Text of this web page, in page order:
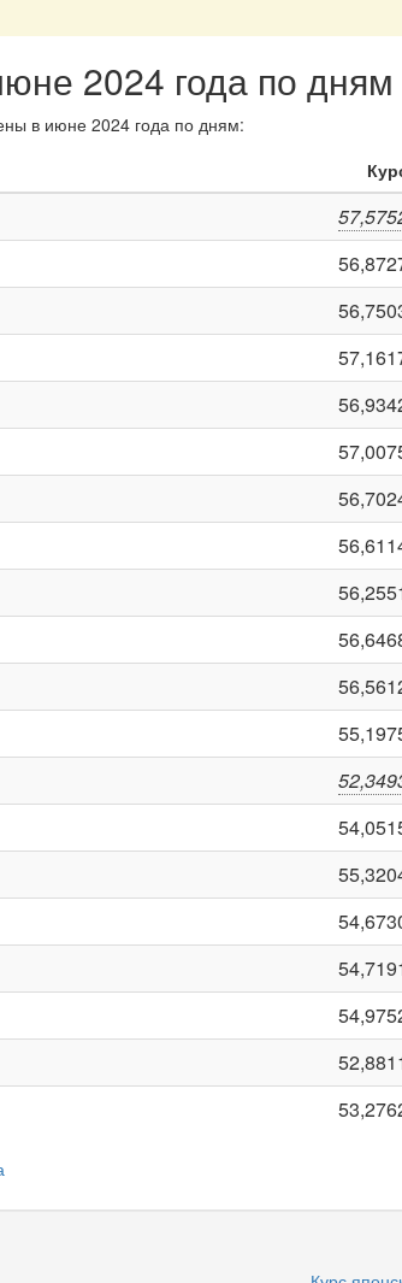
2024 года по дням
в июне 2024 года по дням: